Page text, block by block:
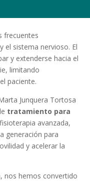
frecuentes
el sistema nervioso. El
y extenderse hacia el
limitando
paciente.
Junquera Tortosa
tratamiento para
avanzada,
generación para
y acelerar la
nos hemos convertido